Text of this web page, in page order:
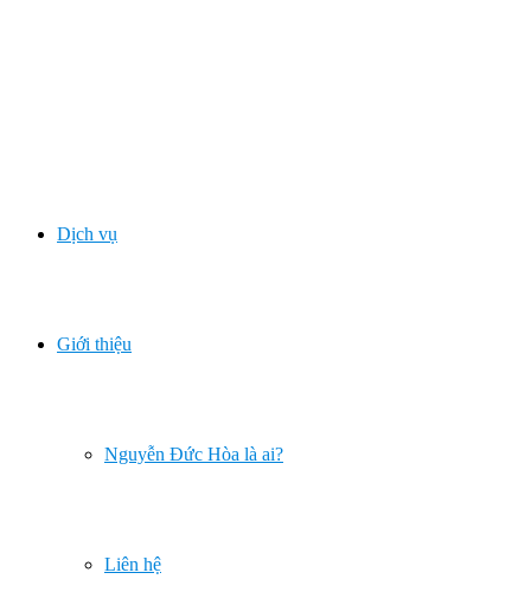
Dịch vụ
Giới thiệu
Nguyễn Đức Hòa là ai?
Liên hệ